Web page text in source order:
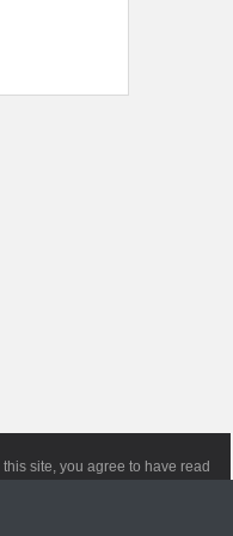
site, you agree to have read